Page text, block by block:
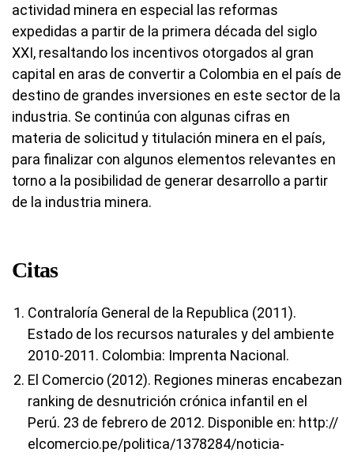
actividad minera en especial las reformas
expedidas a partir de la primera década del siglo
XXI, resaltando los incentivos otorgados al gran
capital en aras de convertir a Colombia en el país de
destino de grandes inversiones en este sector de la
industria. Se continúa con algunas cifras en
materia de solicitud y titulación minera en el paí­s,
para finalizar con algunos elementos relevantes en
torno a la posibilidad de generar desarrollo a partir
de la industria minera.
Citas
Contraloría General de la Republica (2011).
Estado de los recursos naturales y del ambiente
2010-2011. Colombia: Imprenta Nacional.
El Comercio (2012). Regiones mineras encabezan
ranking de desnutrición crónica infantil en el
Perú. 23 de febrero de 2012. Disponible en: http://
elcomercio.pe/politica/1378284/noticia-